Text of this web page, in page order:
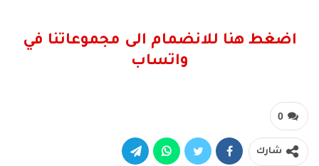
اضغط هنا للانضمام الى مجموعاتنا في
واتساب
0
شارك